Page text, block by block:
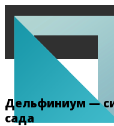
Дельфиниум —
сада